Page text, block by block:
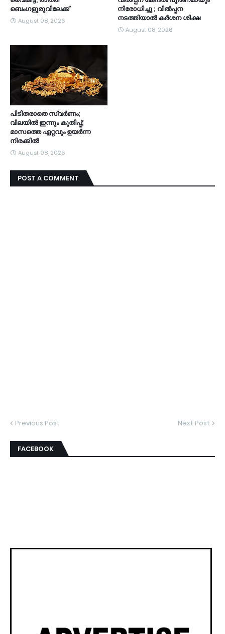
ബെംഗളൂരുവിലേക്ക്
August 08, 2026
നിരോധിച്ചു ; വിൽപ്പന
നടത്തിയാൽ കർശന ശിക്ഷ
August 08, 2026
പിടിതരാതെ സ്വർണം;
വിലയിൽ ഇന്നും കുതിപ്പ്;
മാസത്തെ ഏറ്റവും ഉയർന്ന
നിരക്കിൽ
August 08, 2026
POST A COMMENT
Previous Post Next Post
FACEBOOK